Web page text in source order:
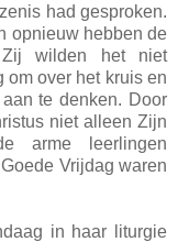
had gesproken.
opnieuw hebben de
wilden het niet
om over het kruis en
te denken. Door
niet alleen Zijn
arme leerlingen
Vrijdag waren
in haar liturgie